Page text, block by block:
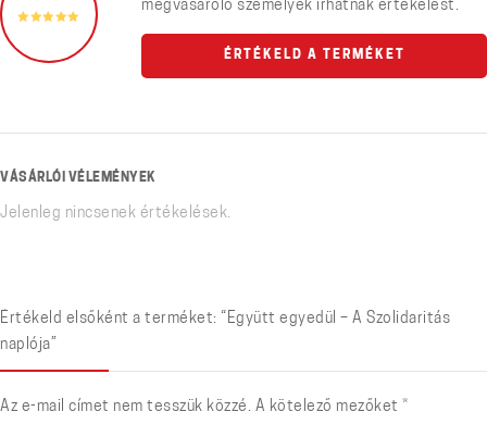
megvásároló személyek írhatnak értékelést.
ÉRTÉKELD A TERMÉKET
VÁSÁRLÓI VÉLEMÉNYEK
Jelenleg nincsenek értékelések.
Értékeld elsőként a terméket: “Együtt egyedül – A Szolidaritás
naplója”
Az e-mail címet nem tesszük közzé. A kötelező mezőket *